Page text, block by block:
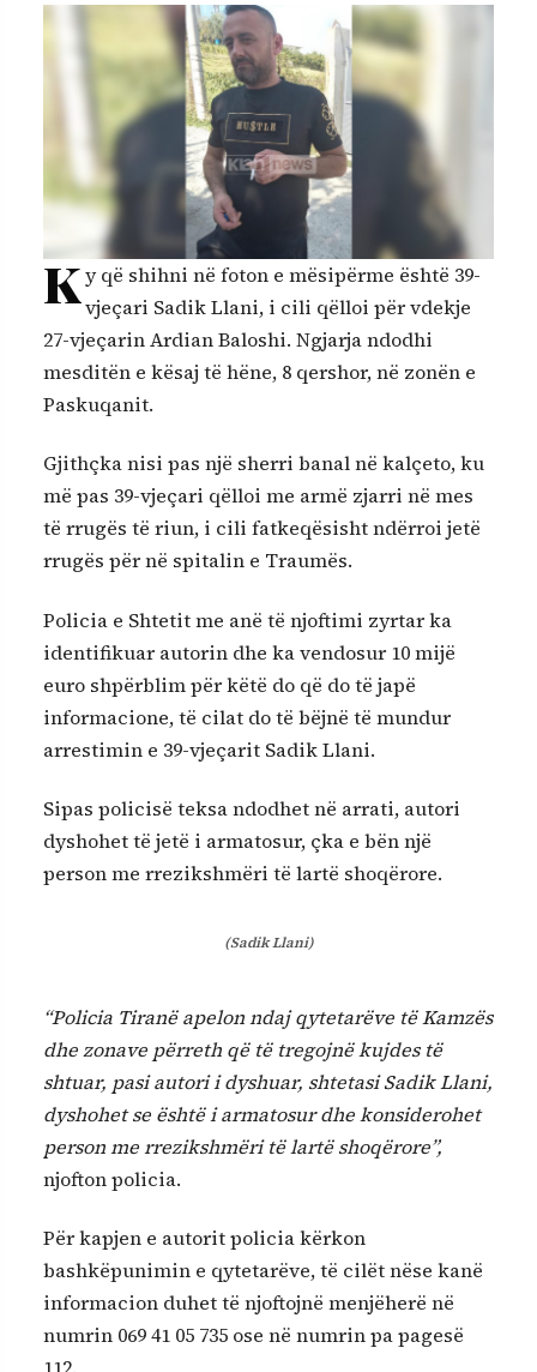
Ky që shihni në foton e mësipërme është 39-
vjeçari Sadik Llani, i cili qëlloi për vdekje
27-vjeçarin Ardian Baloshi. Ngjarja ndodhi
mesditën e kësaj të hëne, 8 qershor, në zonën e
Paskuqanit.
Gjithçka nisi pas një sherri banal në kalçeto, ku
më pas 39-vjeçari qëlloi me armë zjarri në mes
të rrugës të riun, i cili fatkeqësisht ndërroi jetë
rrugës për në spitalin e Traumës.
Policia e Shtetit me anë të njoftimi zyrtar ka
identifikuar autorin dhe ka vendosur 10 mijë
euro shpërblim për këtë do që do të japë
informacione, të cilat do të bëjnë të mundur
arrestimin e 39-vjeçarit Sadik Llani.
Sipas policisë teksa ndodhet në arrati, autori
dyshohet të jetë i armatosur, çka e bën një
person me rrezikshmëri të lartë shoqërore.
(Sadik Llani)
“Policia Tiranë apelon ndaj qytetarëve të Kamzës
dhe zonave përreth që të tregojnë kujdes të
shtuar, pasi autori i dyshuar, shtetasi Sadik Llani,
dyshohet se është i armatosur dhe konsiderohet
person me rrezikshmëri të lartë shoqërore”,
njofton policia.
Për kapjen e autorit policia kërkon
bashkëpunimin e qytetarëve, të cilët nëse kanë
informacion duhet të njoftojnë menjëherë në
numrin 069 41 05 735 ose në numrin pa pagesë